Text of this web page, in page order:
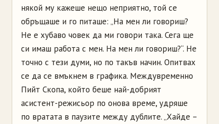
някой му кажеше нещо неприятно, той се
обръщаше и го питаше: „На мен ли говориш?
Не е хубаво човек да ми говори така. Сега ще
си имаш работа с мен. На мен ли говориш?“. Не
точно с тези думи, но по такъв начин. Опитвах
се да се вмъкнем в графика. Междувременно
Пийт Скопа, който беше най-добрият
асистент-режисьор по онова време, удряше
по вратата в паузите между дублите. „Хайде –